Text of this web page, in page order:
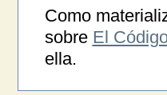
Como
sobre El
ella.